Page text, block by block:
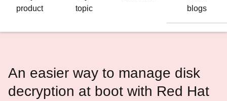
product
topic
blogs
An easier way to manage disk
decryption at boot with Red Hat